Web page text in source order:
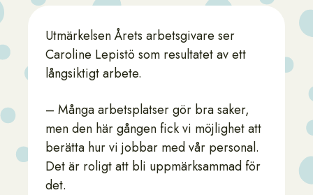
Utmärkelsen Årets arbetsgivare ser
Caroline Lepistö som resultatet av ett
långsiktigt arbete.
– Många arbetsplatser gör bra saker,
men den här gången fick vi möjlighet att
berätta hur vi jobbar med vår personal.
Det är roligt att bli uppmärksammad för
det.